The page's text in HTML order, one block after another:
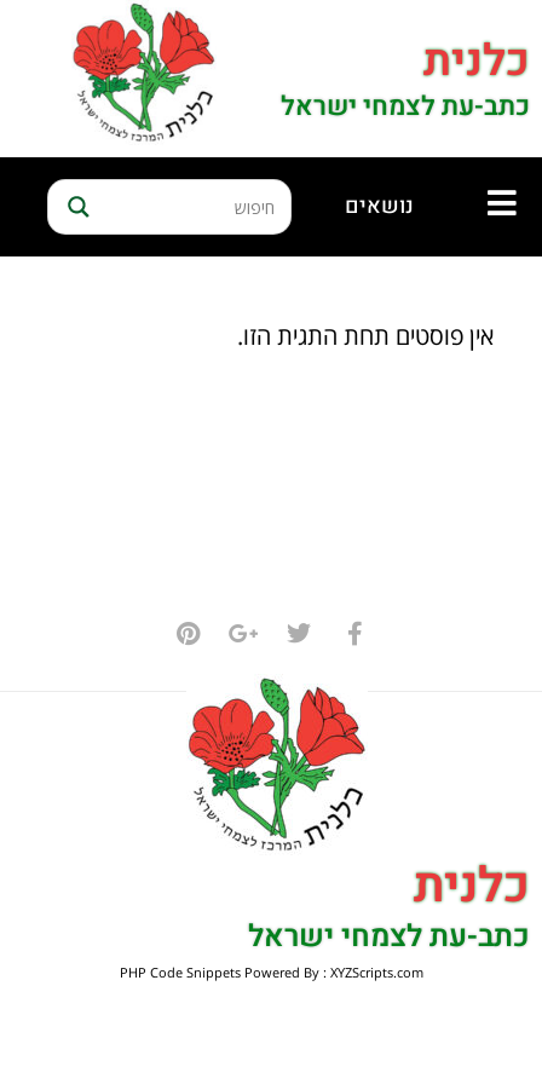
כלנית
כתב-עת לצמחי ישראל
נושאים
אין פוסטים תחת התגית הזו.
כלנית
כתב-עת לצמחי ישראל
PHP Code SnippetsPowered By : XYZScripts.com